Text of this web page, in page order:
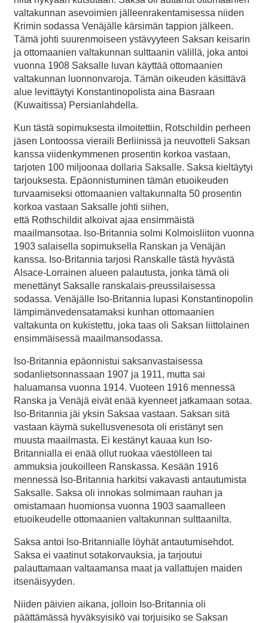
valtakunnan asevoimien jälleenrakentamisessa niiden
Krimin sodassa Venäjälle kärsimän tappion jälkeen.
Tämä johti suurenmoiseen ystävyyteen Saksan keisarin
ja ottomaanien valtakunnan sulttaanin välillä, joka antoi
vuonna 1908 Saksalle luvan käyttää ottomaanien
valtakunnan luonnonvaroja. Tämän oikeuden käsittävä
alue levittäytyi Konstantinopolista aina Basraan
(Kuwaitissa) Persianlahdella.
Kun tästä sopimuksesta ilmoitettiin, Rotschildin perheen
jäsen Lontoossa vieraili Berliinissä ja neuvotteli Saksan
kanssa viidenkymmenen prosentin korkoa vastaan,
tarjoten 100 miljoonaa dollaria Saksalle. Saksa kieltäytyi
tarjouksesta. Epäonnistuminen tämän etuoikeuden
turvaamiseksi ottomaanien valtakunnalta 50 prosentin
korkoa vastaan Saksalle johti siihen,
että Rothschildit alkoivat ajaa ensimmäistä
maailmansotaa. Iso-Britannia solmi Kolmoisliiton vuonna
1903 salaisella sopimuksella Ranskan ja Venäjän
kanssa. Iso-Britannia tarjosi Ranskalle tästä hyvästä
Alsace-Lorrainen alueen palautusta, jonka tämä oli
menettänyt Saksalle ranskalais-preussilaisessa
sodassa. Venäjälle Iso-Britannia lupasi Konstantinopolin
lämpimänvedensatamaksi kunhan ottomaanien
valtakunta on kukistettu, joka taas oli Saksan liittolainen
ensimmäisessä maailmansodassa.
Iso-Britannia epäonnistui saksanvastaisessa
sodanlietsonnassaan 1907 ja 1911, mutta sai
haluamansa vuonna 1914. Vuoteen 1916 mennessä
Ranska ja Venäjä eivät enää kyenneet jatkamaan sotaa.
Iso-Britannia jäi yksin Saksaa vastaan. Saksan sitä
vastaan käymä sukellusvenesota oli eristänyt sen
muusta maailmasta. Ei kestänyt kauaa kun Iso-
Britannialla ei enää ollut ruokaa väestölleen tai
ammuksia joukoilleen Ranskassa. Kesään 1916
mennessä Iso-Britannia harkitsi vakavasti antautumista
Saksalle. Saksa oli innokas solmimaan rauhan ja
omistamaan huomionsa vuonna 1903 saamalleen
etuoikeudelle ottomaanien valtakunnan sulttaanilta.
Saksa antoi Iso-Britannialle löyhät antautumisehdot.
Saksa ei vaatinut sotakorvauksia, ja tarjoutui
palauttamaan valtaamansa maat ja vallattujen maiden
itsenäisyyden.
Niiden päivien aikana, jolloin Iso-Britannia oli
päättämässä hyväksyisikö vai torjuisiko se Saksan